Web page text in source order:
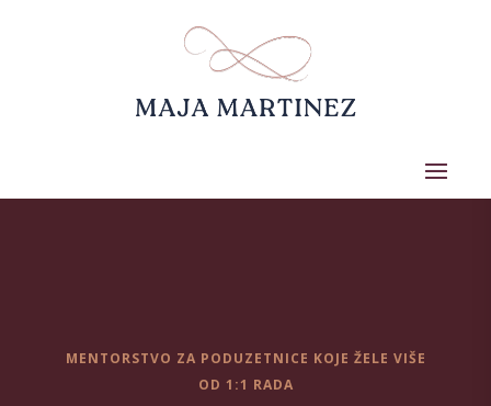
MENTORSTVO ZA PODUZETNICE KOJE ŽELE VIŠE
OD 1:1 RADA